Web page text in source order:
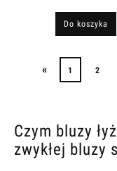
Do koszyka
« 1 2
Czym bluzy
zwykłej bluzy